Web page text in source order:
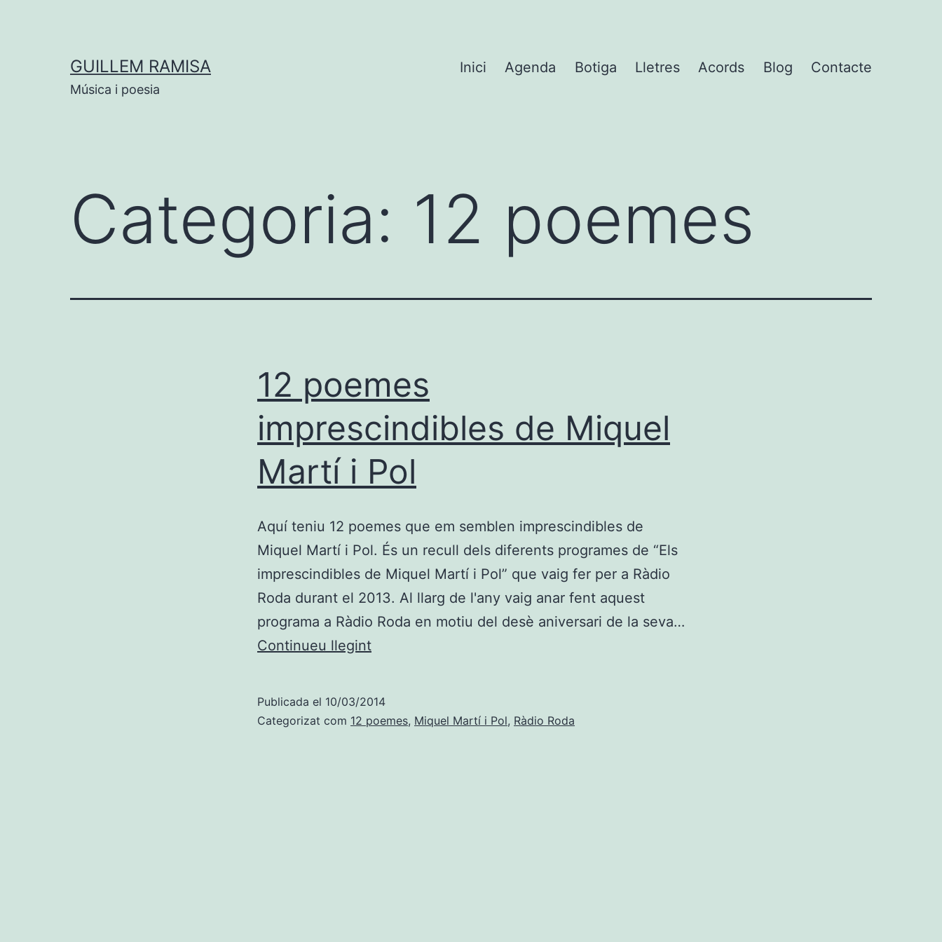
GUILLEM RAMISA
Música i poesia
Inici Agenda Botiga Lletres Acords Blog Contacte
Categoria: 12 poemes
12 poemes
imprescindibles de Miquel
Martí i Pol
Aquí teniu 12 poemes que em semblen imprescindibles de
Miquel Martí i Pol. És un recull dels diferents programes de “Els
imprescindibles de Miquel Martí i Pol” que vaig fer per a Ràdio
Roda durant el 2013. Al llarg de l'any vaig anar fent aquest
programa a Ràdio Roda en motiu del desè aniversari de la seva…
Continueu llegint12
de
Publicada el 10/03/2014
Categorizat com 12 poemes, Miquel Martí i Pol, Ràdio Roda